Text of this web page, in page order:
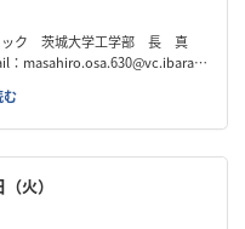
ック 茨城大学工学部 長 真
masahiro.osa.630@vc.ibaraki.
火）